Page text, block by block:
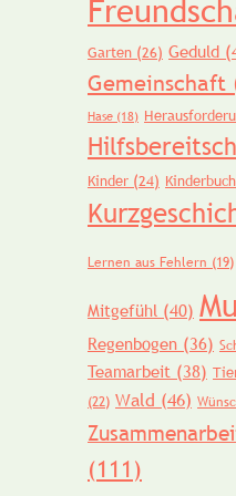
Garten (26) Geduld
Gemeinschaft
Hase (18)
Kinder (24) Kinderbuch
Lernen aus Fehlern (19)
Mitgefühl (40)
Regenbogen (36)
Teamarbeit (38)
(22) Wald (46)
(111)